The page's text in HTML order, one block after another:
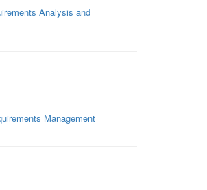
Analysis and
Management